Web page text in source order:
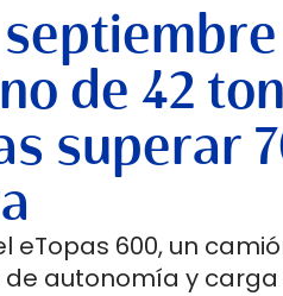
de 42
superar
eTopas 600, un
autonomía y carga